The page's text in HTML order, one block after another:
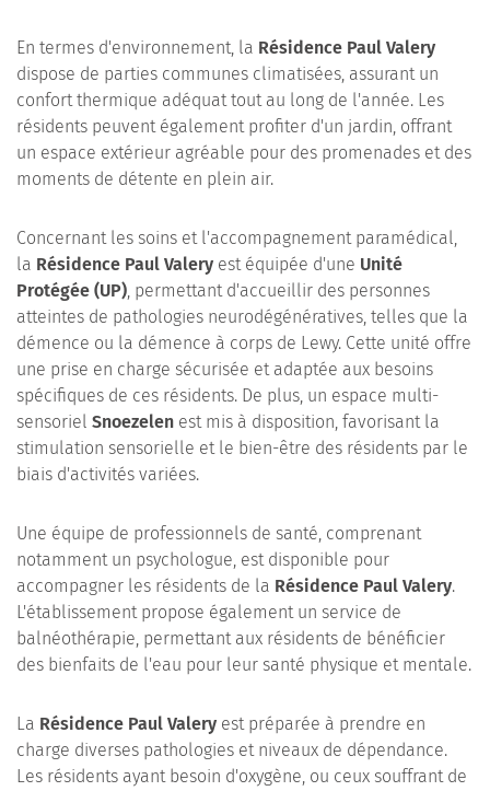
En termes d'environnement, la Résidence Paul Valery
dispose de parties communes climatisées, assurant un
confort thermique adéquat tout au long de l'année. Les
résidents peuvent également profiter d'un jardin, offrant
un espace extérieur agréable pour des promenades et des
moments de détente en plein air.
Concernant les soins et l'accompagnement paramédical,
la Résidence Paul Valery est équipée d'une Unité
Protégée (UP), permettant d'accueillir des personnes
atteintes de pathologies neurodégénératives, telles que la
démence ou la démence à corps de Lewy. Cette unité offre
une prise en charge sécurisée et adaptée aux besoins
spécifiques de ces résidents. De plus, un espace multi-
sensoriel Snoezelen est mis à disposition, favorisant la
stimulation sensorielle et le bien-être des résidents par le
biais d'activités variées.
Une équipe de professionnels de santé, comprenant
notamment un psychologue, est disponible pour
accompagner les résidents de la Résidence Paul Valery.
L'établissement propose également un service de
balnéothérapie, permettant aux résidents de bénéficier
des bienfaits de l'eau pour leur santé physique et mentale.
La Résidence Paul Valery est préparée à prendre en
charge diverses pathologies et niveaux de dépendance.
Les résidents ayant besoin d'oxygène, ou ceux souffrant de